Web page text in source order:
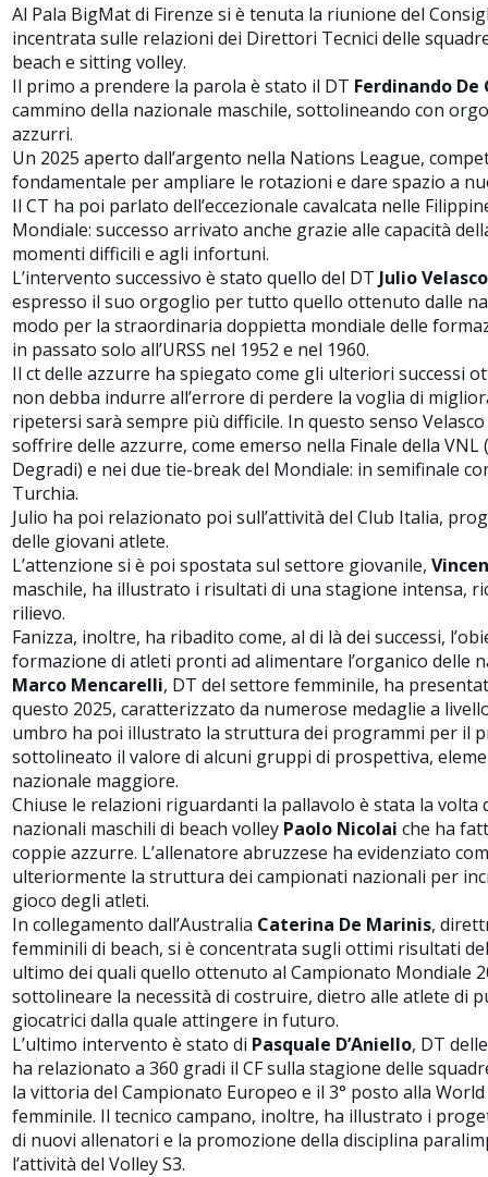
Al Pala BigMat di Firenze si è tenuta la riunione del
incentrata sulle relazioni dei Direttori Tecnici delle
beach e sitting volley.
Il primo a prendere la parola è stato il DT Ferdinando De
cammino della nazionale maschile, sottolineando con
azzurri.
Un 2025 aperto dall’argento nella Nations League,
fondamentale per ampliare le rotazioni e dare spazio a
Il CT ha poi parlato dell’eccezionale cavalcata nelle
Mondiale: successo arrivato anche grazie alle capacità
momenti difficili e agli infortuni.
L’intervento successivo è stato quello del DT Julio Velasco
espresso il suo orgoglio per tutto quello ottenuto dalle
modo per la straordinaria doppietta mondiale delle
in passato solo all’URSS nel 1952 e nel 1960.
Il ct delle azzurre ha spiegato come gli ulteriori successi
non debba indurre all’errore di perdere la voglia di
ripetersi sarà sempre più difficile. In questo senso
soffrire delle azzurre, come emerso nella Finale della VNL
Degradi) e nei due tie-break del Mondiale: in semifinale
Turchia.
Julio ha poi relazionato poi sull’attività del Club Italia,
delle giovani atlete.
L’attenzione si è poi spostata sul settore giovanile,
maschile, ha illustrato i risultati di una stagione intensa,
rilievo.
Fanizza, inoltre, ha ribadito come, al di là dei successi,
formazione di atleti pronti ad alimentare l’organico delle
Marco Mencarelli, DT del settore femminile, ha
questo 2025, caratterizzato da numerose medaglie a
umbro ha poi illustrato la struttura dei programmi per il
sottolineato il valore di alcuni gruppi di prospettiva,
nazionale maggiore.
Chiuse le relazioni riguardanti la pallavolo è stata la volta
nazionali maschili di beach volley Paolo Nicolai che ha
coppie azzurre. L’allenatore abruzzese ha evidenziato
ulteriormente la struttura dei campionati nazionali per
gioco degli atleti.
In collegamento dall’Australia Caterina De Marinis,
femminili di beach, si è concentrata sugli ottimi risultati
ultimo dei quali quello ottenuto al Campionato Mondiale
sottolineare la necessità di costruire, dietro alle atlete di
giocatrici dalla quale attingere in futuro.
L’ultimo intervento è stato di Pasquale D’Aniello, DT
ha relazionato a 360 gradi il CF sulla stagione delle
la vittoria del Campionato Europeo e il 3° posto alla
femminile. Il tecnico campano, inoltre, ha illustrato i
di nuovi allenatori e la promozione della disciplina
l’attività del Volley S3.